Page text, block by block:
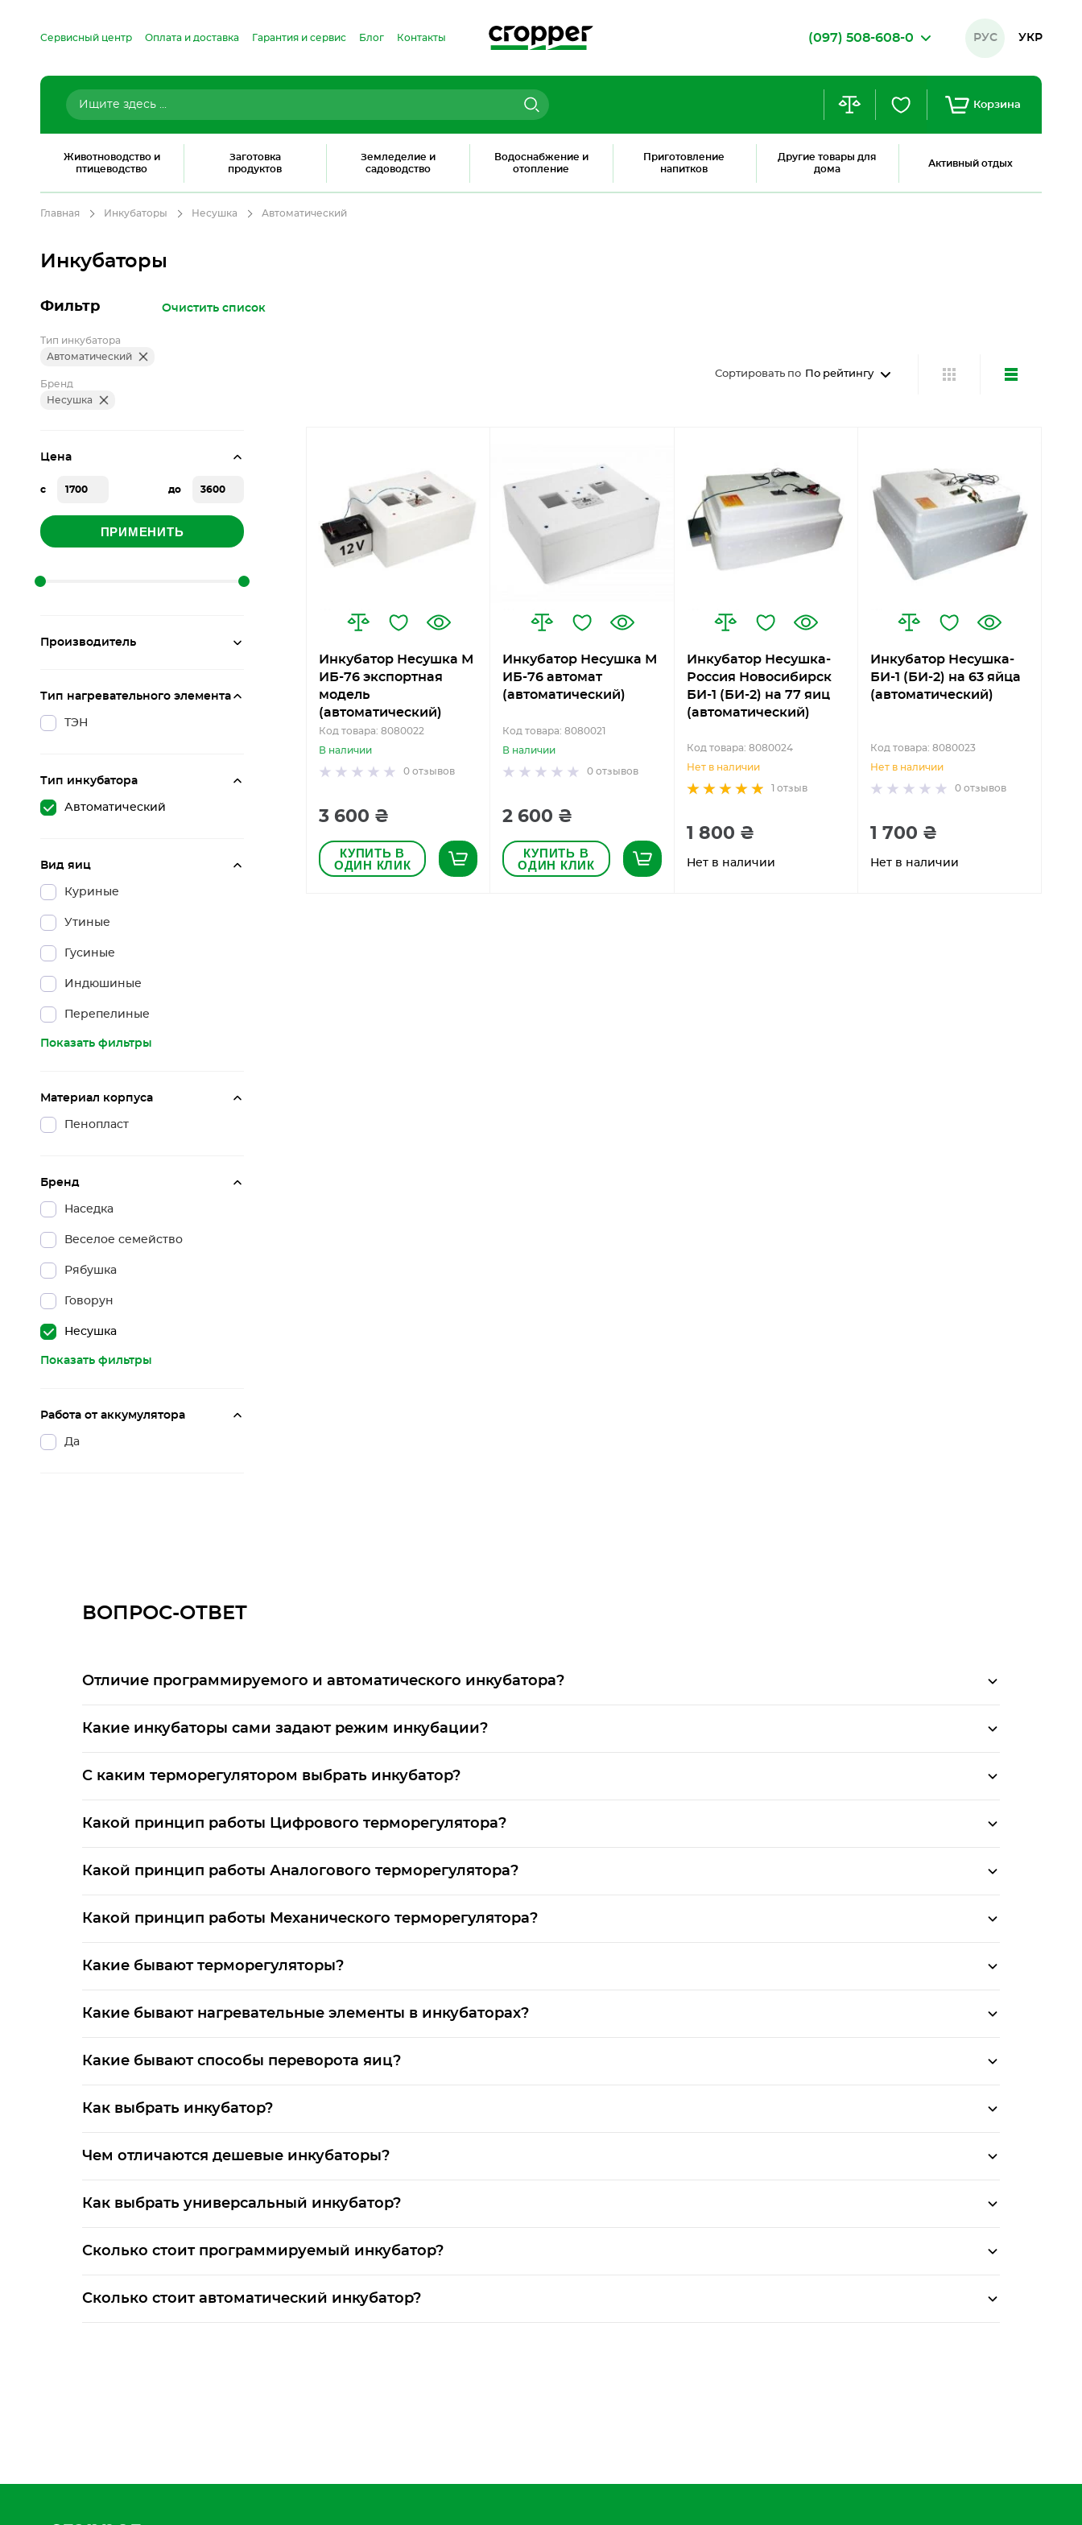
РУС УКР
Животноводство и
птицеводство
Заготовка
продуктов
Земледелие и
садоводство
Водоснабжение и
отопление
Приготовление
напитков
Другие товары для
дома
Активный отдых
Сервисный центр Оплата и доставка Гарантия и сервис Блог Контакты (097) 508-608-0
Корзина
Главная Инкубаторы Несушка Автоматический
Инкубаторы
Сортировать по По рейтингу
Инкубатор Несушка М
ИБ-76 экспортная
модель
(автоматический)
Код товара: 8080022
В наличии
0 отзывов
3 600 ₴
КУПИТЬ В
ОДИН КЛИК
Инкубатор Несушка М
ИБ-76 автомат
(автоматический)
Код товара: 8080021
В наличии
0отзывов
2 600 ₴
КУПИТЬ В
ОДИН КЛИК
Инкубатор Несушка-
Россия Новосибирск
БИ-1 (БИ-2) на 77 яиц
(автоматический)
Код товара: 8080024
Нет в наличии
отзыв
1 800 ₴
Нет в наличии
Инкубатор Несушка-
БИ-1 (БИ-2) на 63 яйца
(автоматический)
Код товара: 8080023
Нет в наличии
0 отзывов
1 700 ₴
Нет в наличии
Фильтр Очистить список
Тип инкубатора
Автоматический
Бренд
Несушка
Цена
с до
ПРИМЕНИТЬ
Производитель
Тип нагревательного элемента
ТЭН
Тип инкубатора
Автоматический
Вид яиц
Куриные
Утиные
Гусиные
Индюшиные
Перепелиные
Показать фильтры
Материал корпуса
Пенопласт
Бренд
Наседка
Веселое семейство
Рябушка
Говорун
Несушка
Показать фильтры
Работа от аккумулятора
Да
ВОПРОС-ОТВЕТ
Отличие программируемого и автоматического инкубатора?
Какие инкубаторы сами задают режим инкубации?
С каким терморегулятором выбрать инкубатор?
Какой принцип работы Цифрового терморегулятора?
Какой принцип работы Аналогового терморегулятора?
Какой принцип работы Механического терморегулятора?
Какие бывают терморегуляторы?
Какие бывают нагревательные элементы в инкубаторах?
Какие бывают способы переворота яиц?
Как выбрать инкубатор?
Чем отличаются дешевые инкубаторы?
Как выбрать универсальный инкубатор?
Сколько стоит программируемый инкубатор?
Сколько стоит автоматический инкубатор?